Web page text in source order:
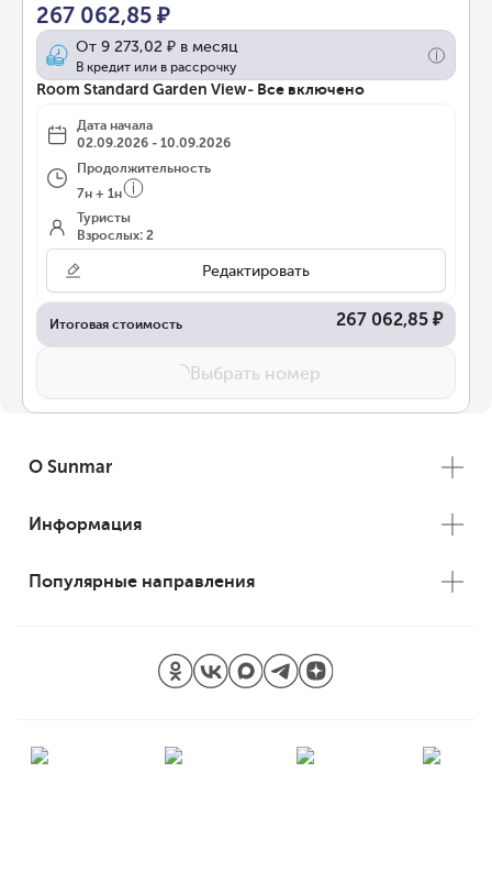
267 062,85 ₽
От 9 273,02 ₽ в месяц
В кредит или в рассрочку
Room Standard Garden View- Все включено
Дата начала
02.09.2026 - 10.09.2026
Продолжительность
7н + 1н
Туристы
Взрослых: 2
Редактировать
Итоговая стоимость 267 062,85 ₽
Выбрать номер
О Sunmar
Информация
Популярные направления